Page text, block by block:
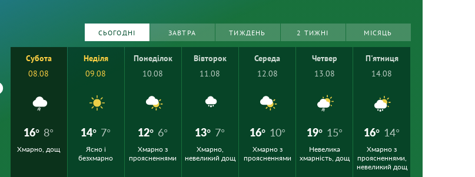
СЬОГОДНІ ЗАВТРА ТИЖДЕНЬ 2 ТИЖНІ МІСЯЦЬ
Субота
08.08
16° 8°
Хмарно, дощ
Неділя
09.08
14° 7°
Ясно і
безхмарно
Понеділок
10.08
12° 6°
Хмарно з
проясненнями
Вівторок
11.08
13° 7°
Хмарно,
невеликий дощ
Середа
12.08
16° 10°
Хмарно з
проясненнями
Четвер
13.08
19° 15°
Невелика
хмарність, дощ
П'ятниця
14.08
16° 14°
Хмарно з
проясненнями,
невеликий дощ